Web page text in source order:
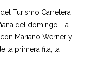
Turismo Carretera
del domingo. La
Mariano Werner y
la primera fila; la